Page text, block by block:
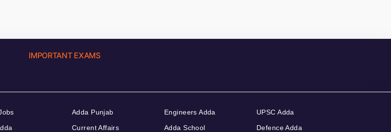
IMPORTANT EXAMS
Adda Punjab
Current Affairs
Engineers Adda
Adda School
UPSC Adda
Defence Adda